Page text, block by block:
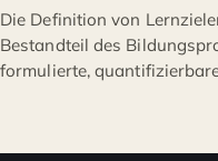
Die Definition von
Bestandteil des
formulierte,